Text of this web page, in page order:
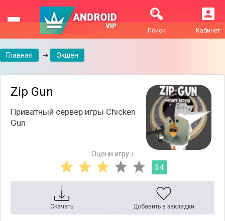
Кабинет
Поиск
Главная ➔ Экшен
Zip Gun
Приватный сервер игры Chicken
Gun
Оцени игру ↓
3.4
Скачать Добавить в закладки